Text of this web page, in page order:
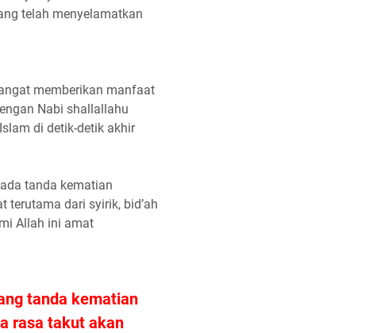
telah menyelamatkan
memberikan manfaat
Nabi shallallahu
di detik-detik akhir
tanda kematian
terutama dari syirik, bid’ah
Allah ini amat
tanda kematian
rasa takut akan